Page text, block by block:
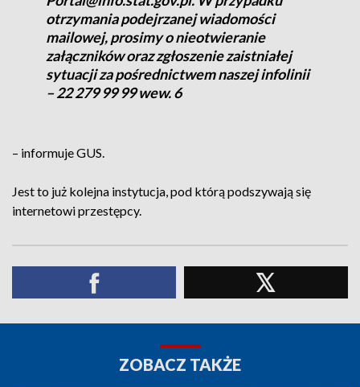
otrzymania podejrzanej wiadomości
mailowej, prosimy o nieotwieranie
załączników oraz zgłoszenie zaistniałej
sytuacji za pośrednictwem naszej infolinii
– 22 279 99 99 wew. 6
– informuje GUS.
Jest to już kolejna instytucja, pod którą podszywają się
internetowi przestępcy.
ZOBACZ TAKŻE